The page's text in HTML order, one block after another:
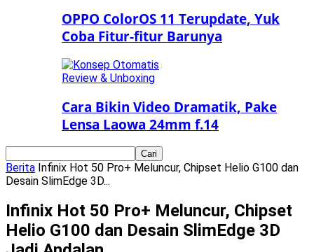
OPPO ColorOS 11 Terupdate, Yuk
Coba Fitur-fitur Barunya
Review & Unboxing
Cara Bikin Video Dramatik, Pake
Lensa Laowa 24mm f.14
Berita Infinix Hot 50 Pro+ Meluncur, Chipset Helio G100 dan
Desain SlimEdge 3D...
Infinix Hot 50 Pro+ Meluncur, Chipset
Helio G100 dan Desain SlimEdge 3D